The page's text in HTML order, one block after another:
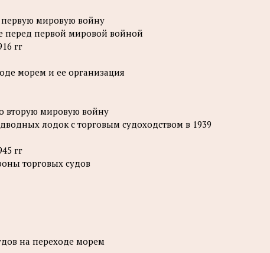
первую мировую войну
перед первой мировой войной
гг
морем и ее организация
вторую мировую войну
лодок с торговым судоходством в 1939
гг
торговых судов
на переходе морем